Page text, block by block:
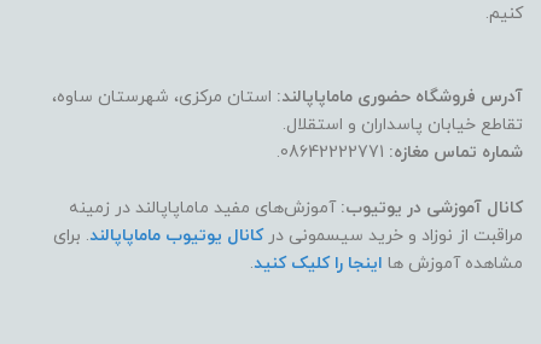
کنیم.
آدرس فروشگاه حضوری ماماپاپالند: استان مرکزی، شهرستان ساوه،
تقاطع خیابان پاسداران و استقلال.
شماره تماس مغازه:
کانال آموزشی در یوتیوب: آموزش‌های مفید ماماپاپالند در زمینه
مراقبت از نوزاد و خرید سیسمونی درکانال یوتیوب ماماپاپالند. برای
مشاهده آموزش ها اینجا را کلیک کنید.